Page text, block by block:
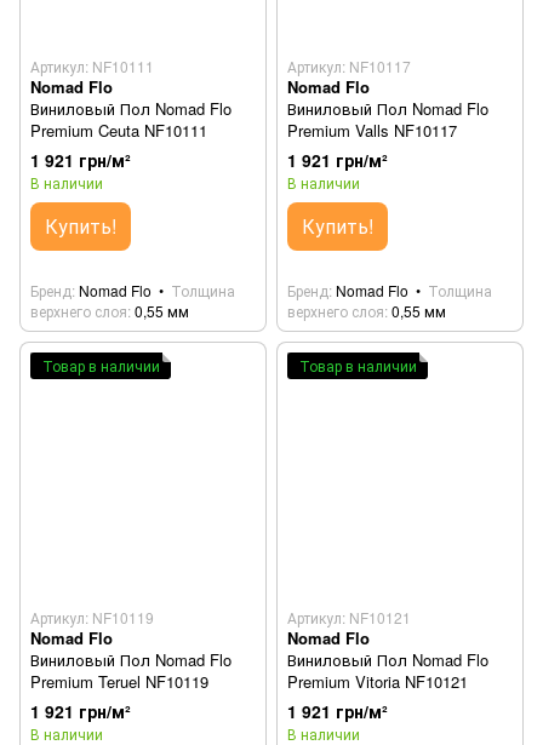
Артикул: NF10111
Nomad Flo
Виниловый Пол Nomad Flo
Premium Ceuta NF10111
1 921 грн/м²
В наличии
Купить!
Бренд Nomad Flo
Толщина
верхнего слоя 0,55 мм
Артикул: NF10117
Nomad Flo
Виниловый Пол Nomad Flo
Premium Valls NF10117
1 921 грн/м²
В наличии
Купить!
Бренд Nomad Flo
Толщина
верхнего слоя 0,55 мм
Товар в наличии
Артикул: NF10119
Nomad Flo
Виниловый Пол Nomad Flo
Premium Teruel NF10119
1 921 грн/м²
В наличии
Товар в наличии
Артикул: NF10121
Nomad Flo
Виниловый Пол Nomad Flo
Premium Vitoria NF10121
1 921 грн/м²
В наличии